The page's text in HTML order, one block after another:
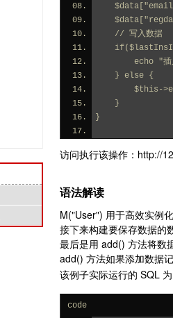
    // 写入数据
    } else {
    }
}
访问执行该操作：http://
语法解读
M("User") 用于高效实例
接下来构建要保存数据的
最后是用 add() 方法将数
add() 方法如果添加数据
该例子实际运行的 SQL
code